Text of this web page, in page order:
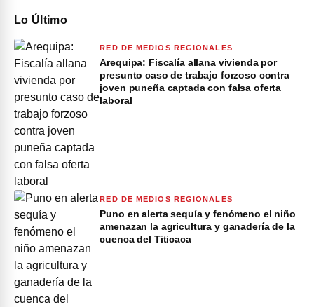
Lo Último
RED DE MEDIOS REGIONALES
Arequipa: Fiscalía allana vivienda por
presunto caso de trabajo forzoso contra
joven puneña captada con falsa oferta
laboral
RED DE MEDIOS REGIONALES
Puno en alerta sequía y fenómeno el niño
amenazan la agricultura y ganadería de la
cuenca del Titicaca